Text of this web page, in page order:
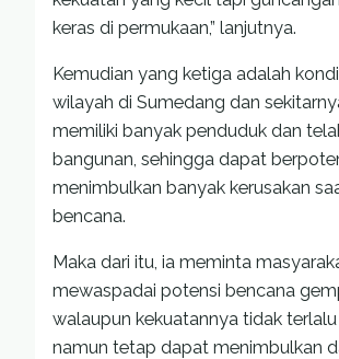
keras di permukaan,” lanjutnya.
Kemudian yang ketiga adalah
wilayah di Sumedang dan
memiliki banyak penduduk dan
bangunan, sehingga dapat
menimbulkan banyak kerusakan
bencana.
Maka dari itu, ia meminta
mewaspadai potensi bencana
walaupun kekuatannya tidak terlalu
namun tetap dapat menimbulkan